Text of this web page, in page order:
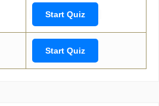
Start Quiz
Start Quiz